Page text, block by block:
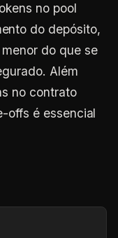
no pool
do depósito,
do que se
Além
no contrato
offs é essencial